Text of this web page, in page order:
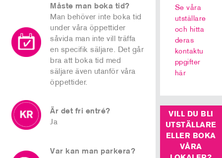
Måste man boka tid?
Man behöver inte boka tid
under våra öppettider
såvida man inte vill träffa
en specifik säljare. Det går
bra att boka tid med
säljare även utanför våra
öppettider.
Är det fri entré?
Ja
Var kan man parkera?
Se våra
utställare
och hitta
deras
kontaktu
ppgifter
här
VILL DU BLI
UTSTÄLLARE
ELLER BOKA
VÅRA